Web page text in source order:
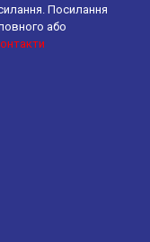
Посилання
або